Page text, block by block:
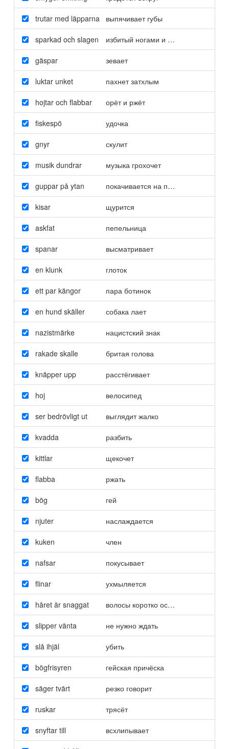
trutar med läpparna выпячивает губы
sparkad och slagen избитый ногами и руками
gäspar зевает
luktar unket пахнет затхлым
hojtar och flabbar орёт и ржёт
fiskespö удочка
gnyr скулит
musik dundrar музыка грохочет
guppar på ytan покачивается на поверхности
kisar щурится
askfat пепельница
spanar высматривает
en klunk глоток
ett par kängor пара ботинок
en hund skäller собака лает
nazistmärke нацистский знак
rakade skalle бритая голова
knäpper upp расстёгивает
hoj велосипед
ser bedrövligt ut выглядит жалко
kvadda разбить
kittlar щекочет
flabba ржать
bög гей
njuter наслаждается
kuken член
nafsar покусывает
flinar ухмыляется
håret är snaggat волосы коротко острижены
slipper vänta не нужно ждать
slå ihjäl убить
bögfrisyren гейская причёска
säger tvärt резко говорит
ruskar трясёт
snyftar till всхлипывает